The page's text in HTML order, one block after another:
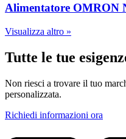
Alimentatore OMRON
Visualizza altro »
Tutte le tue
Non riesci a trovare il tuo
personalizzata.
Richiedi informazioni ora